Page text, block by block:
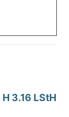
H 3.16 LStH